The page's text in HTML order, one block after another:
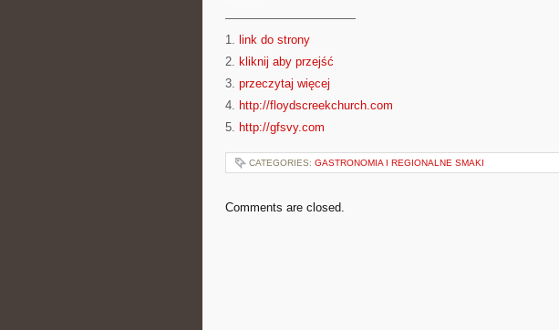
———————————
1. link do strony
2. kliknij aby przejść
3. przeczytaj więcej
4. http://floydscreekchurch.com
5. http://gfsvy.com
CATEGORIES: GASTRONOMIA I REGIONALNE SMAKI
Comments are closed.